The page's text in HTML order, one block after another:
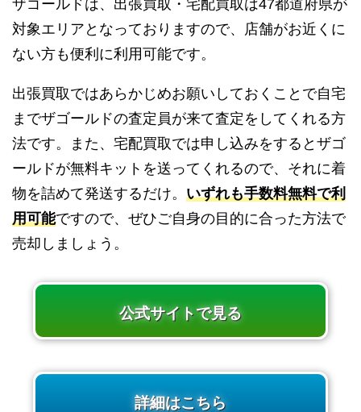
ザゴールドは、出張買取・宅配買取は47都道府県が
対象エリアとなっておりますので、店舗がお近くに
ない方も便利に利用可能です。
出張買取ではあらかじめお願いしておくことで自宅
までザゴールドの査定員が来て査定をしてくれる方
法です。また、宅配買取では申し込みをするとザゴ
ールドが無料キットを送ってくれるので、それに着
物を詰めて発送するだけ。 いずれも手数料無料で利
用可能ですので、ぜひご自身の目的に合った方法で
売却しましょう。
公式サイトで見る
詳細はこちら